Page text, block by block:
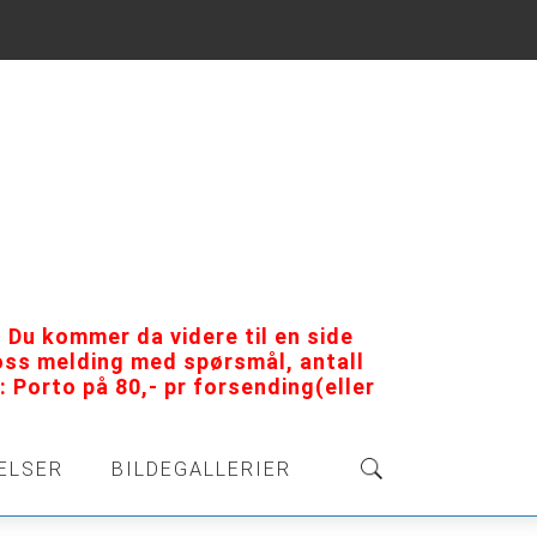
kommer da videre til en side
melding med spørsmål, antall
Porto på 80,- pr forsending(eller
BILDEGALLERIER